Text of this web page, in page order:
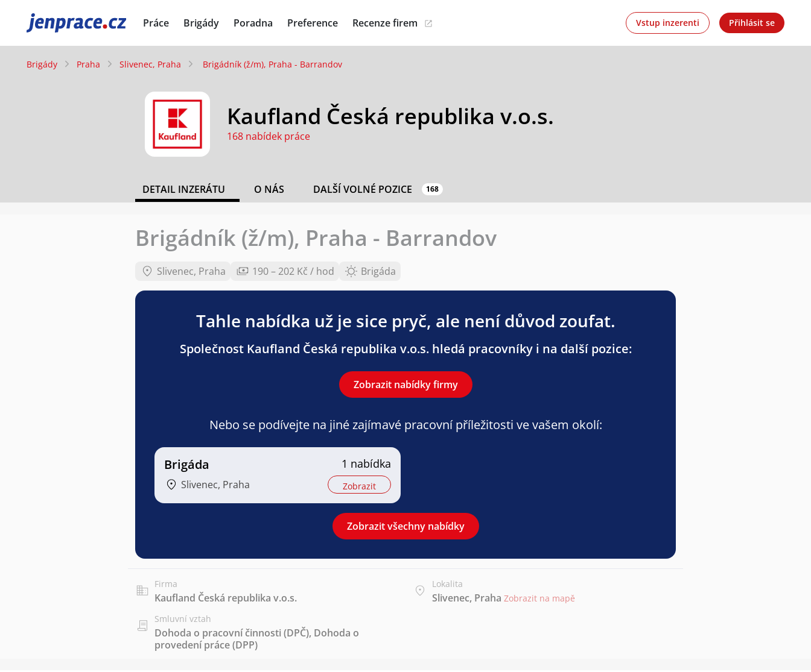
JenPráce.cz Práce Brigády Poradna Preference Recenze firem Vstup inzerenti Přihlásit se
Brigády Praha Slivenec, Praha Brigádník (ž/m), Praha - Barrandov
Kaufland Česká republika v.o.s.
168 nabídek práce
DETAIL INZERÁTU O NÁS DALŠÍ VOLNÉ POZICE 168
Brigádník (ž/m), Praha - Barrandov
Slivenec, Praha 190 – 202 Kč / hod Brigáda
Tahle nabídka už je sice pryč, ale není důvod zoufat.
Společnost Kaufland Česká republika v.o.s. hledá pracovníky i na další pozice:
Zobrazit nabídky firmy
Nebo se podívejte na jiné zajímavé pracovní příležitosti ve vašem okolí:
Brigáda
Slivenec, Praha
1 nabídka
Zobrazit
Zobrazit všechny nabídky
Firma
Kaufland Česká republika v.o.s.
Lokalita
Slivenec, Praha Zobrazit na mapě
Smluvní vztah
Dohoda o pracovní činnosti (DPČ), Dohoda o
provedení práce (DPP)